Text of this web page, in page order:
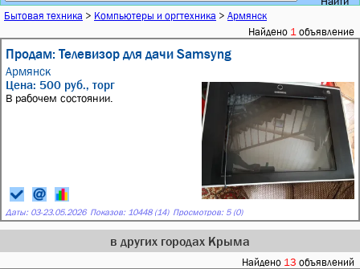
Бытовая техника > Компьютеры и оргтехника > Армянск
Найдено 1 объявление
Продам: Телевизор для дачи Samsyng
Армянск
Цена: 500 руб., торг
В рабочем состоянии.
Даты: 03-23.05.2026 Показов: 10448 (14) Просмотров: 5 (0)
в других городах Крыма
Найдено 13 объявлений